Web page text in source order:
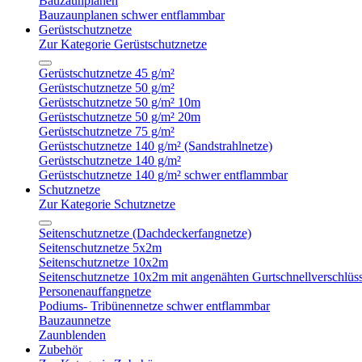
Bauzaunplanen schwer entflammbar
Gerüstschutznetze
Zur Kategorie Gerüstschutznetze
Gerüstschutznetze 45 g/m²
Gerüstschutznetze 50 g/m²
Gerüstschutznetze 50 g/m² 10m
Gerüstschutznetze 50 g/m² 20m
Gerüstschutznetze 75 g/m²
Gerüstschutznetze 140 g/m² (Sandstrahlnetze)
Gerüstschutznetze 140 g/m²
Gerüstschutznetze 140 g/m² schwer entflammbar
Schutznetze
Zur Kategorie Schutznetze
Seitenschutznetze (Dachdeckerfangnetze)
Seitenschutznetze 5x2m
Seitenschutznetze 10x2m
Seitenschutznetze 10x2m mit angenähten
Personenauffangnetze
Podiums- Tribünennetze schwer entflammbar
Bauzaunnetze
Zaunblenden
Zubehör